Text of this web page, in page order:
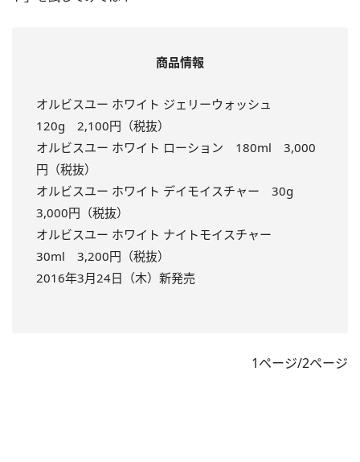
商品情報
オルビスユー ホワイト ジェリーウォッシュ
120g 2,100円（税抜）
オルビスユー ホワイト ローション 180ml 3,000
円（税抜）
オルビスユー ホワイト デイモイスチャー 30g
3,000円（税抜）
オルビスユー ホワイト ナイトモイスチャー
30ml 3,200円（税抜）
2016年3月24日（木）新発売
1ページ/2ページ